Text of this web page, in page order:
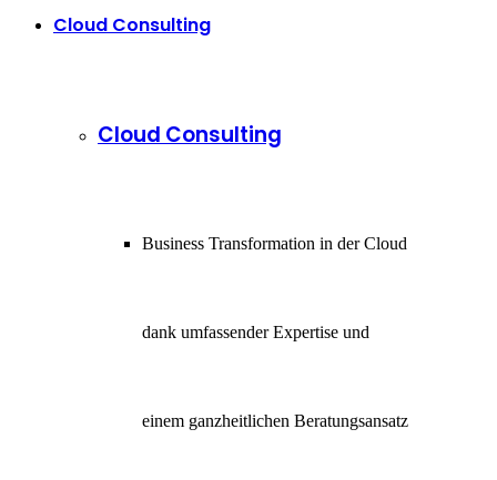
Cloud Consulting
Cloud Consulting
Business Transformation in der Cloud
dank umfassender Expertise und
einem ganzheitlichen Beratungsansatz